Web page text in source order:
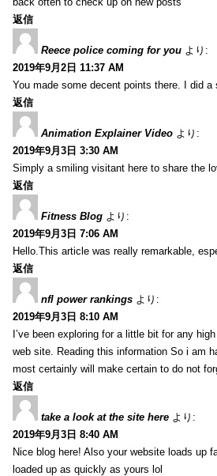
返信
Reece police coming for you より:
2019年9月2日 11:37 AM
You made some decent points there. I did
返信
Animation Explainer Video より:
2019年9月3日 3:30 AM
Simply a smiling visitant here to share the
返信
Fitness Blog より:
2019年9月3日 7:06 AM
Hello.This article was really remarkable,
返信
nfl power rankings より:
2019年9月3日 8:10 AM
I’ve been exploring for a little bit for any
web site. Reading this information So i am
most certainly will make certain to do not
返信
take a look at the site here より:
2019年9月3日 8:40 AM
Nice blog here! Also your website loads up
loaded up as quickly as yours lol